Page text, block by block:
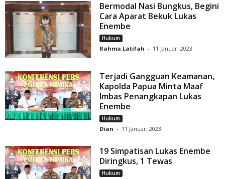
Bermodal Nasi Bungkus, Begini
Cara Aparat Bekuk Lukas
Enembe
Hukum
Rahma Latifah - 11 Januari 2023
Terjadi Gangguan Keamanan,
Kapolda Papua Minta Maaf
Imbas Penangkapan Lukas
Enembe
Hukum
Dian - 11 Januari 2023
19 Simpatisan Lukas Enembe
Diringkus, 1 Tewas
Hukum